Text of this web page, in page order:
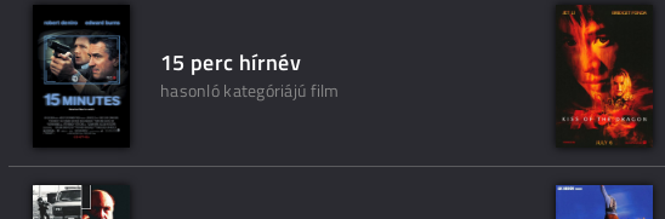
15 perc hírnév
hasonló kategóriájú film